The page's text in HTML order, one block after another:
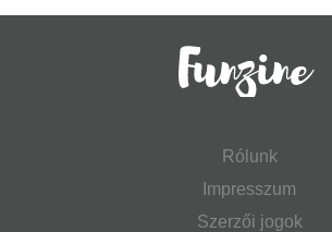
Rólunk
Impresszum
Szerzői jogok